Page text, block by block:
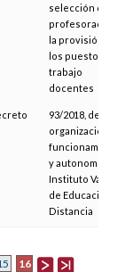
selección del
profesorado y
la provisión de
los puestos de
trabajo
docentes
93/2018, de
organización,
funcionamiento
y autonomía del
Instituto Vasco
de Educación a
Distancia
16